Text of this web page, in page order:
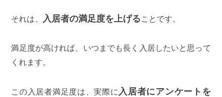
それは、 入居者の満足度を上げることです。
満足度が高ければ、いつまでも長く入居したいと思って
くれます。
この入居者満足度は、実際に 入居者にアンケートを